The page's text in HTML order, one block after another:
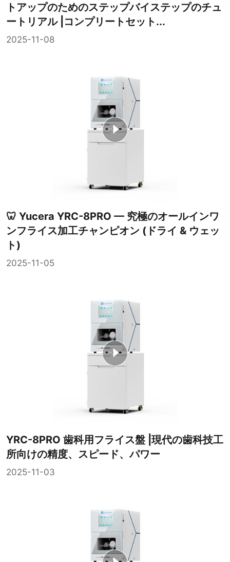
トアップのためのステップバイステップのチュ
ートリアル |コンプリートセット...
2025-11-08
🦷 Yucera YRC-8PRO — 究極のオールインワ
ンフライス加工チャンピオン (ドライ & ウェッ
ト)
2025-11-05
YRC-8PRO 歯科用フライス盤 |現代の歯科技工
所向けの精度、スピード、パワー
2025-11-03